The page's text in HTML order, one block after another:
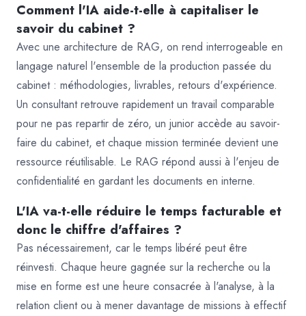
Comment l'IA aide-t-elle à capitaliser le
savoir du cabinet ?
Avec une architecture de RAG, on rend interrogeable en
langage naturel l'ensemble de la production passée du
cabinet : méthodologies, livrables, retours d'expérience.
Un consultant retrouve rapidement un travail comparable
pour ne pas repartir de zéro, un junior accède au savoir-
faire du cabinet, et chaque mission terminée devient une
ressource réutilisable. Le RAG répond aussi à l'enjeu de
confidentialité en gardant les documents en interne.
L'IA va-t-elle réduire le temps facturable et
donc le chiffre d'affaires ?
Pas nécessairement, car le temps libéré peut être
réinvesti. Chaque heure gagnée sur la recherche ou la
mise en forme est une heure consacrée à l'analyse, à la
relation client ou à mener davantage de missions à effectif